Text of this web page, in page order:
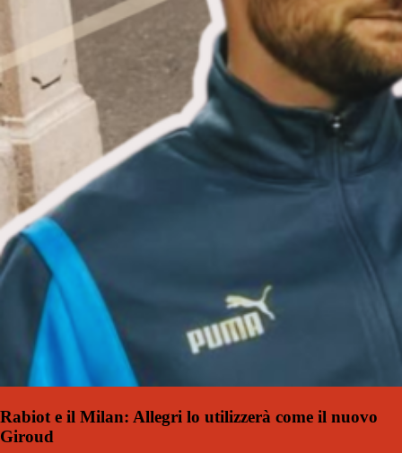
Rabiot e il Milan: Allegri lo utilizzerà come il nuovo
Giroud